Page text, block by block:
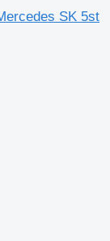
SK 5st